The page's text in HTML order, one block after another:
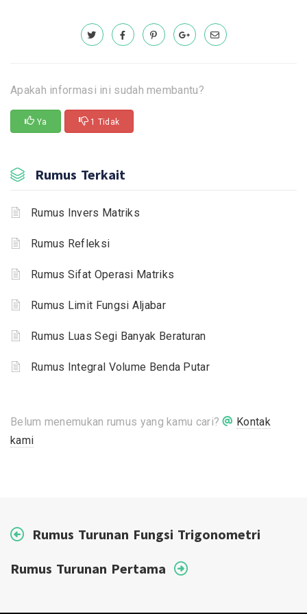
Apakah informasi ini sudah membantu?
Ya 1 Tidak
Rumus Terkait
Rumus Invers Matriks
Rumus Refleksi
Rumus Sifat Operasi Matriks
Rumus Limit Fungsi Aljabar
Rumus Luas Segi Banyak Beraturan
Rumus Integral Volume Benda Putar
Belum menemukan rumus yang kamu cari?
Kontak
kami
Rumus Turunan Fungsi Trigonometri
Rumus Turunan Pertama